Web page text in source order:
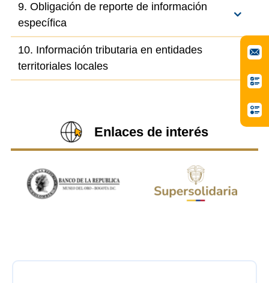
9. Obligación de reporte de información
específica
10. Información tributaria en entidades
territoriales locales
Enlaces de interés